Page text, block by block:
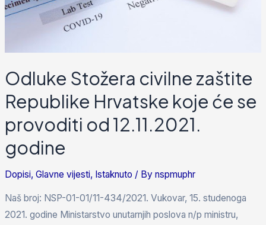
Odluke Stožera civilne zaštite
Republike Hrvatske koje će se
provoditi od 12.11.2021.
godine
Dopisi,Glavne vijesti, Istaknuto / Bynspmuphr
Naš broj: NSP-01-01/11-434/2021. Vukovar, 15. studenoga
2021. godine Ministarstvo unutarnjih poslova n/p ministru,